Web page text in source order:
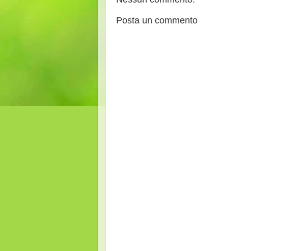
Posta un commento